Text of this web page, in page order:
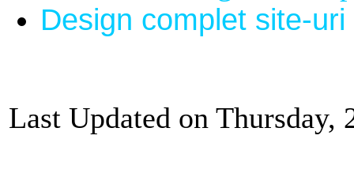
Design complet site-
Last Updated on Thursday,